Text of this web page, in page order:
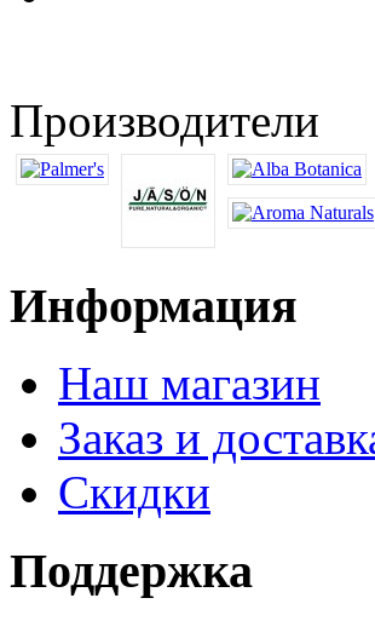
Производители
Информация
Наш магазин
Заказ и
Скидки
Поддержка